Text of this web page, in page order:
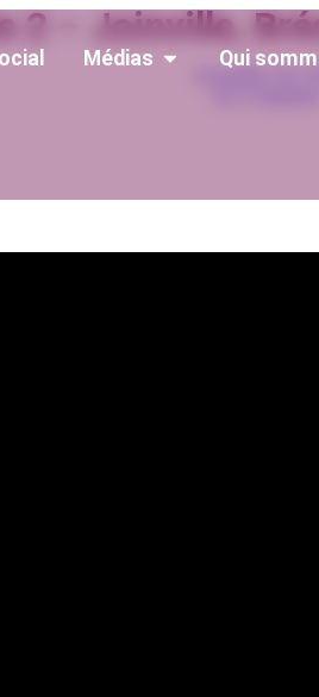
Médias Qui
2 – Joinville,
novembre 28,